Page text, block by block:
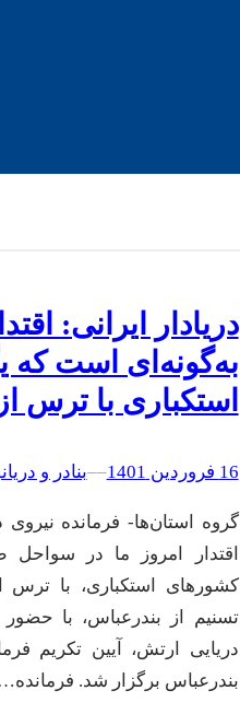
دریادار ایرانی:
‌به‌گونه‌ای است که
استکباری با ترس
16 فروردین 1401 –
–بنادر و
گروه استان‌ها- فرمانده
اقتدار امروز ما در
کشورهای استکباری، با ترس
تسنیم از بندرعباس، با حضور
دریایی ارتش، آیین تکریم
بندرعباس برگزار شد. فرمانده…